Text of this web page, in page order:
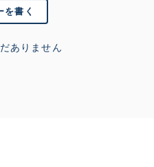
を書く
ありません